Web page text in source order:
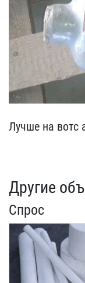
Лучше на вотс
Другие
Спрос